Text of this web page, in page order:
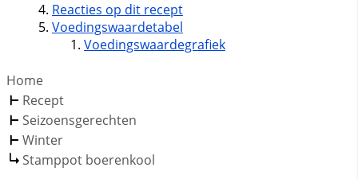
Reacties op dit recept
Voedingswaardetabel
Voedingswaardegrafiek
Home
Recept
Seizoensgerechten
Winter
Stamppot boerenkool